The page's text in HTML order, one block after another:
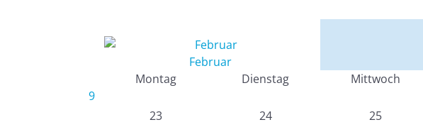
Februar
Montag Dienstag Mittwoch
9
23
24 25